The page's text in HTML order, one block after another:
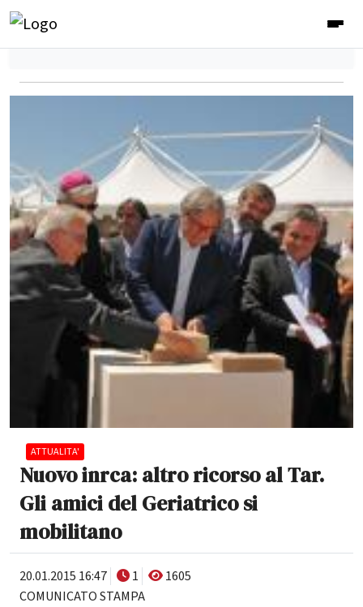
ATTUALITA'
Nuovo inrca: altro ricorso al Tar.
Gli amici del Geriatrico si
mobilitano
20.01.2015 16:47 1
1605
COMUNICATO STAMPA